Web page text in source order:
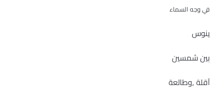
في وجه السماء
ينوس
بين شمسين
آقلة ,وطالعة